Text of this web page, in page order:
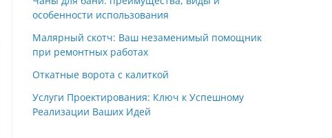
особенности использования
Малярный скотч: Ваш незаменимый помощник
при ремонтных работах
Откатные ворота с калиткой
Услуги Проектирования: Ключ к Успешному
Реализации Ваших Идей